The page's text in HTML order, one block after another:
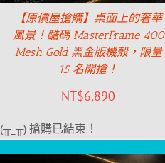
【原價屋搶購】桌面上的奢華
風景！酷碼 MasterFrame 400
Mesh Gold 黑金版機殼，限量
15 名開搶！
NT$6,890
(╥_╥) 搶購已結束！